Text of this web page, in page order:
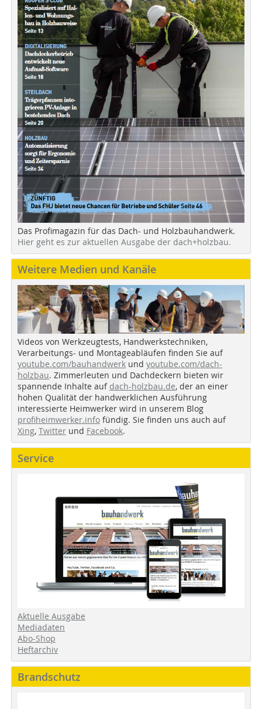
Das Profimagazin für das Dach- und Holzbauhandwerk.
Hier geht es zur aktuellen Ausgabe der dach+holzbau.
Weitere Medien und Kanäle
Videos von Werkzeugtests, Handwerkstechniken,
Verarbeitungs- und Montageabläufen finden Sie auf
youtube.com/bauhandwerk und youtube.com/dach-
holzbau. Zimmerleuten und Dachdeckern bieten wir
spannende Inhalte auf dach-holzbau.de, der an einer
hohen Qualität der handwerklichen Ausführung
interessierte Heimwerker wird in unserem Blog
profiheimwerker.info fündig. Sie finden uns auch auf
Xing, Twitter und Facebook.
Service
Aktuelle Ausgabe
Mediadaten
Abo-Shop
Heftarchiv
Brandschutz